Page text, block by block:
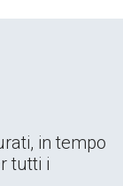
in tempo
tutti i